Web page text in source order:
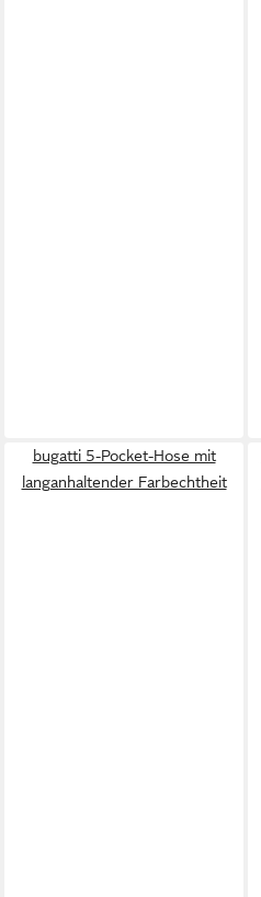
bugatti 5-Pocket-Hose mit
langanhaltender Farbechtheit